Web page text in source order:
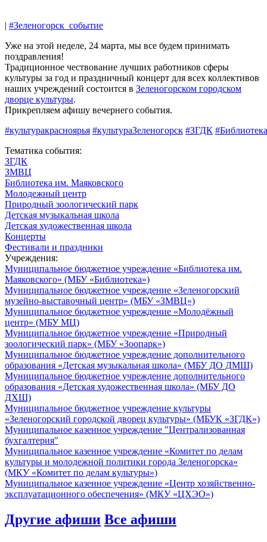
| #Зеленогорск_событие
Уже на этой неделе, 24 марта, мы все будем принимать
поздравления!
Традиционное чествование лучших работников сферы
культуры за год и праздничный концерт для всех коллективов
наших учреждений состоится в Зеленогорском городском
дворце культуры.
Прикрепляем афишу вечернего события.
#культуракрасноярья #культураЗеленогорск #ЗГДК #Библиотека
Тематика события:
ЗГДК
ЗМВЦ
Библиотека им. Маяковского
Молодежный центр
Природный зоологический парк
Детская музыкальная школа
Детская художественная школа
Концерты
Фестивали и праздники
Учреждения:
Муниципальное бюджетное учреждение «Библиотека им.
Маяковского» (МБУ «Библиотека»)
Муниципальное бюджетное учреждение «Зеленогорский
музейно-выставочный центр» (МБУ «ЗМВЦ»)
Муниципальное бюджетное учреждение «Молодёжный
центр» (МБУ МЦ)
Муниципальное бюджетное учреждение «Природный
зоологический парк» (МБУ «Зоопарк»)
Муниципальное бюджетное учреждение дополнительного
образования «Детская музыкальная школа» (МБУ ДО ДМШ)
Муниципальное бюджетное учреждение дополнительного
образования «Детская художественная школа» (МБУ ДО
ДХШ)
Муниципальное бюджетное учреждение культуры
«Зеленогорский городской дворец культуры» (МБУК «ЗГДК»)
Муниципальное казенное учреждение "Централизованная
бухгалтерия"
Муниципальное казенное учреждение «Комитет по делам
культуры и молодежной политики города Зеленогорска»
(МКУ «Комитет по делам культуры»)
Муниципальное казенное учреждение «Центр хозяйственно-
эксплуатационного обеспечения» (МКУ «ЦХЭО»)
Другие афиши Все афиши